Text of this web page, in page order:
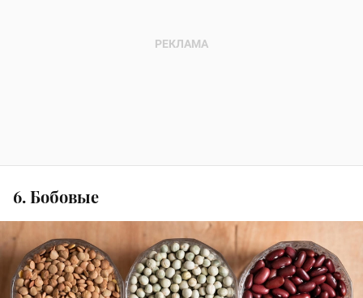
6. Бобовые